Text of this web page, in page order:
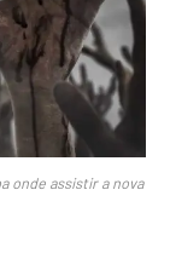
onde assistir a nova